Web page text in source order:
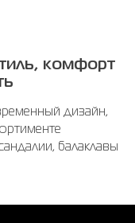
комфорт
дизайн,
балаклавы
погодных